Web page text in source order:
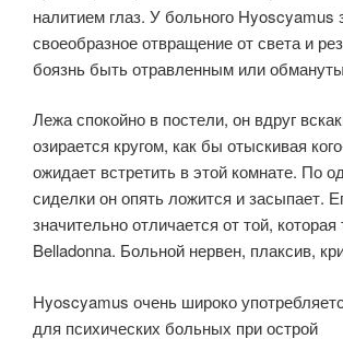
налитием глаз. У больного Hyoscyamus
своеобразное отвращение от света и
боязнь быть отравленным или
Лежа спокойно в постели, он вдруг
озирается кругом, как бы отыскивая
ожидает встретить в этой комнате. По
сиделки он опять ложится и засыпает.
значительно отличается от той, которая
Belladonna. Больной нервен, плаксив,
Hyoscyamus очень широко
для психических больных при острой